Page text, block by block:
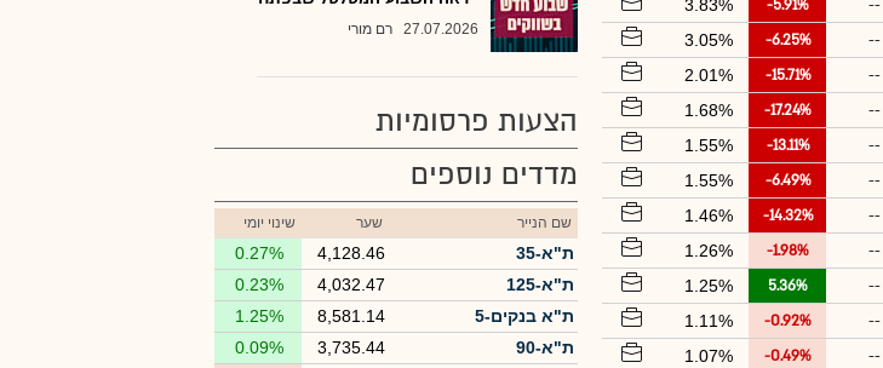
--
-5.91%
3.83%
--
-6.25%
3.05%
--
-15.71%
2.01%
--
-17.24%
1.68%
--
-13.11%
1.55%
--
-6.49%
1.55%
--
-14.32%
1.46%
--
-1.98%
1.26%
--
5.36%
1.25%
--
-0.92%
1.11%
--
-0.49%
1.07%
27.07.2026 רם מורי
הצעות פרסומיות
מדדים נוספים
שם הנייר שער שינוי יומי
ת"א-35 4,128.46
0.27%
ת"א-125
4,032.47
0.23%
ת"א בנקים-5
8,581.14
1.25%
ת"א-90
3,735.44
0.09%